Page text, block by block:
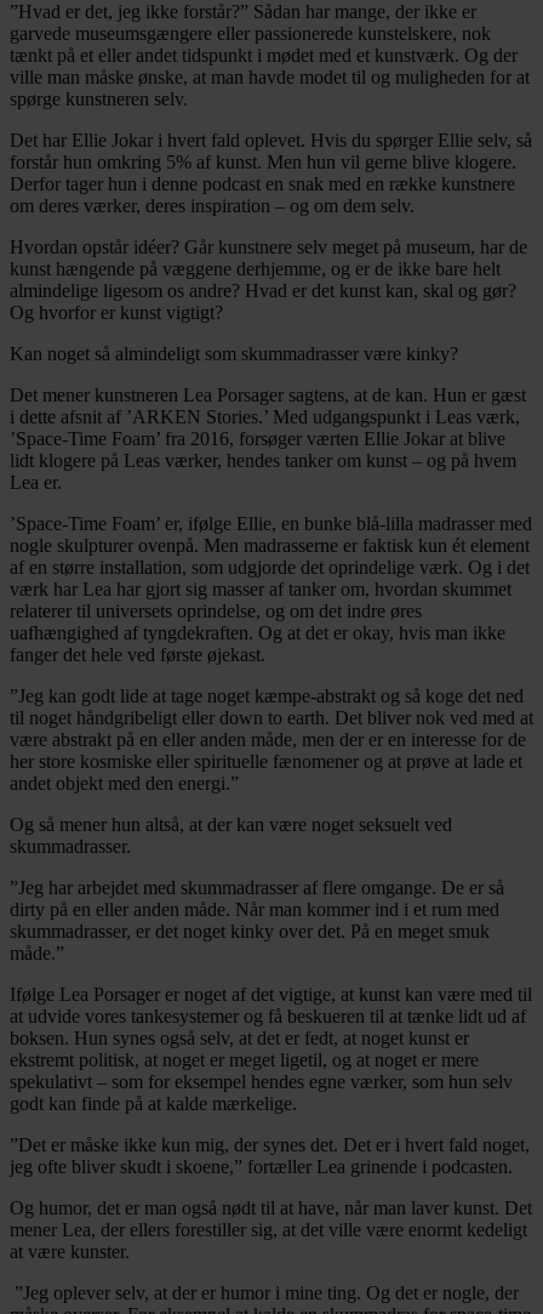
”Hvad er det, jeg ikke forstår?” Sådan har mange, der ikke er
garvede museumsgængere eller passionerede kunstelskere, nok
tænkt på et eller andet tidspunkt i mødet med et kunstværk. Og der
ville man måske ønske, at man havde modet til og muligheden for at
spørge kunstneren selv.
Det har Ellie Jokar i hvert fald oplevet. Hvis du spørger Ellie selv, så
forstår hun omkring 5% af kunst. Men hun vil gerne blive klogere.
Derfor tager hun i denne podcast en snak med en række kunstnere
om deres værker, deres inspiration – og om dem selv.
Hvordan opstår idéer? Går kunstnere selv meget på museum, har de
kunst hængende på væggene derhjemme, og er de ikke bare helt
almindelige ligesom os andre? Hvad er det kunst kan, skal og gør?
Og hvorfor er kunst vigtigt?
Facebook
Twitter
LinkedIn
Email
Kan noget så almindeligt som skummadrasser være kinky?
Det mener kunstneren Lea Porsager sagtens, at de kan. Hun er gæst
i dette afsnit af ’ARKEN Stories.’ Med udgangspunkt i Leas værk,
’Space-Time Foam’ fra 2016, forsøger værten Ellie Jokar at blive
lidt klogere på Leas værker, hendes tanker om kunst – og på hvem
Lea er.
’Space-Time Foam’ er, ifølge Ellie, en bunke blå-lilla madrasser med
nogle skulpturer ovenpå. Men madrasserne er faktisk kun ét element
af en større installation, som udgjorde det oprindelige værk. Og i det
værk har Lea har gjort sig masser af tanker om, hvordan skummet
relaterer til universets oprindelse, og om det indre øres
uafhængighed af tyngdekraften. Og at det er okay, hvis man ikke
fanger det hele ved første øjekast.
”Jeg kan godt lide at tage noget kæmpe-abstrakt og så koge det ned
til noget håndgribeligt eller down to earth. Det bliver nok ved med at
være abstrakt på en eller anden måde, men der er en interesse for de
her store kosmiske eller spirituelle fænomener og at prøve at lade et
andet objekt med den energi.”
Og så mener hun altså, at der kan være noget seksuelt ved
skummadrasser.
”Jeg har arbejdet med skummadrasser af flere omgange. De er så
dirty på en eller anden måde. Når man kommer ind i et rum med
skummadrasser, er det noget kinky over det. På en meget smuk
måde.”
Ifølge Lea Porsager er noget af det vigtige, at kunst kan være med til
at udvide vores tankesystemer og få beskueren til at tænke lidt ud af
boksen. Hun synes også selv, at det er fedt, at noget kunst er
ekstremt politisk, at noget er meget ligetil, og at noget er mere
spekulativt – som for eksempel hendes egne værker, som hun selv
godt kan finde på at kalde mærkelige.
”Det er måske ikke kun mig, der synes det. Det er i hvert fald noget,
jeg ofte bliver skudt i skoene,” fortæller Lea grinende i podcasten.
Og humor, det er man også nødt til at have, når man laver kunst. Det
mener Lea, der ellers forestiller sig, at det ville være enormt kedeligt
at være kunster.
”Jeg oplever selv, at der er humor i mine ting. Og det er nogle, der